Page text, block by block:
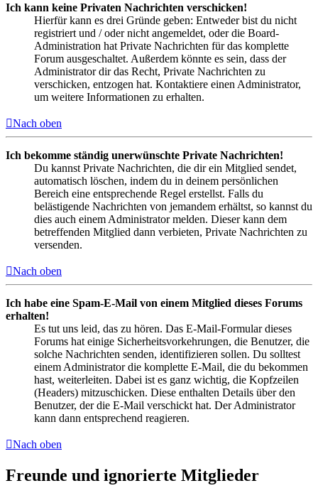
Ich kann keine Privaten Nachrichten verschicken!
Hierfür kann es drei Gründe geben: Entweder bist du nicht
registriert und / oder nicht angemeldet, oder die Board-
Administration hat Private Nachrichten für das komplette
Forum ausgeschaltet. Außerdem könnte es sein, dass der
Administrator dir das Recht, Private Nachrichten zu
verschicken, entzogen hat. Kontaktiere einen Administrator,
um weitere Informationen zu erhalten.
Nach oben
Ich bekomme ständig unerwünschte Private Nachrichten!
Du kannst Private Nachrichten, die dir ein Mitglied sendet,
automatisch löschen, indem du in deinem persönlichen
Bereich eine entsprechende Regel erstellst. Falls du
belästigende Nachrichten von jemandem erhältst, so kannst du
dies auch einem Administrator melden. Dieser kann dem
betreffenden Mitglied dann verbieten, Private Nachrichten zu
versenden.
Nach oben
Ich habe eine Spam-E-Mail von einem Mitglied dieses Forums
erhalten!
Es tut uns leid, das zu hören. Das E-Mail-Formular dieses
Forums hat einige Sicherheitsvorkehrungen, die Benutzer, die
solche Nachrichten senden, identifizieren sollen. Du solltest
einem Administrator die komplette E-Mail, die du bekommen
hast, weiterleiten. Dabei ist es ganz wichtig, die Kopfzeilen
(Headers) mitzuschicken. Diese enthalten Details über den
Benutzer, der die E-Mail verschickt hat. Der Administrator
kann dann entsprechend reagieren.
Nach oben
Freunde und ignorierte Mitglieder